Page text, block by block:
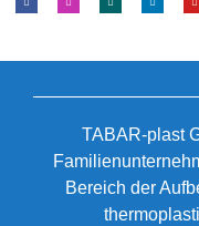
TABAR-plast
Bereich der